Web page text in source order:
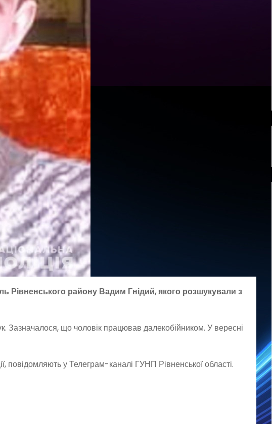
Рівненського району Вадим Гнідий, якого розшукували з
що чоловік працював далекобійником. У вересні
у Телеграм-каналі ГУНП Рівненської області.